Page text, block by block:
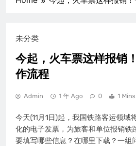
未分类
今起，火车票这样报销
作流程
Admin 1 年 Ago 0 1 Mins
今天(11月1日)起，我国铁路客运领域
化的电子发票，为旅客和单位报销铁
要填写哪些信息？在哪里下载？一组